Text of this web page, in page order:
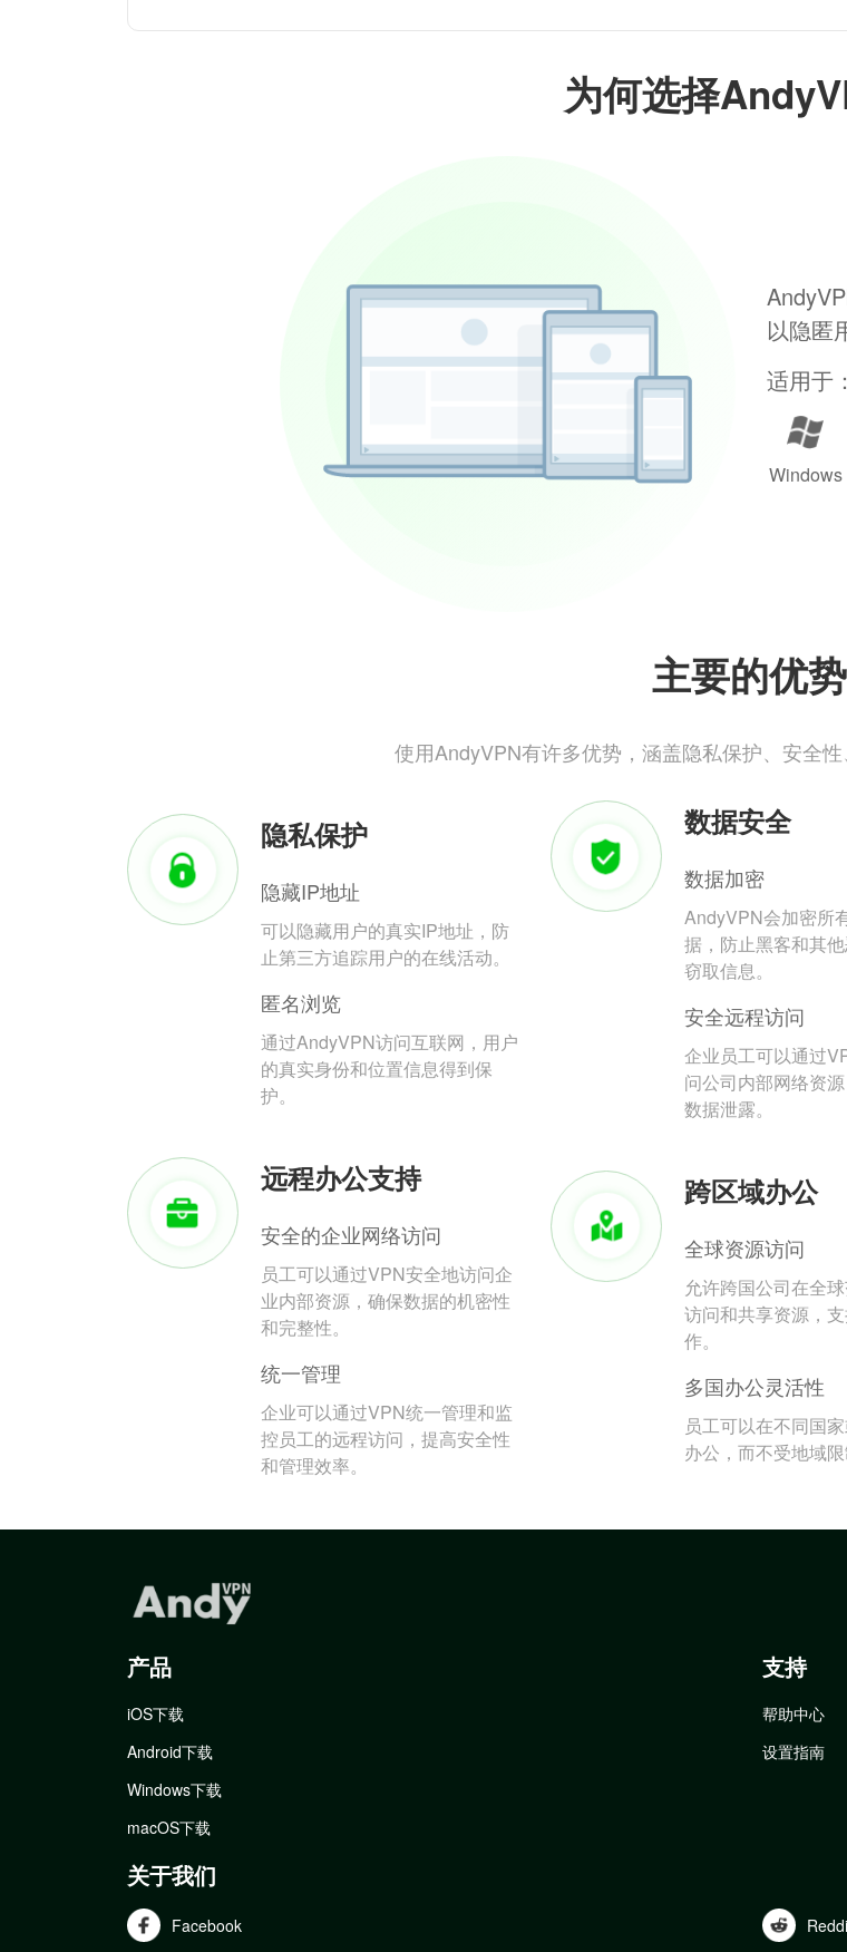
为何选择
以隐匿
适用于：
Windows
主要的优势
使用AndyVPN有许多优势，涵盖隐私保护、安全
隐私保护
隐藏IP地址
可以隐藏用户的真实IP地址，防
止第三方追踪用户的在线活动。
匿名浏览
通过AndyVPN访问互联网，用户
的真实身份和位置信息得到保
护。
数据安全
数据加密
AndyVPN会加密所
据，防止黑客和其
窃取信息。
安全远程访问
企业员工可以通过
问公司内部网络资
数据泄露。
远程办公支持
安全的企业网络访问
员工可以通过VPN安全地访问企
业内部资源，确保数据的机密性
和完整性。
统一管理
企业可以通过VPN统一管理和监
控员工的远程访问，提高安全性
和管理效率。
跨区域办公
全球资源访问
允许跨国公司在全
访问和共享资源，
作。
多国办公灵活性
员工可以在不同国
办公，而不受地域限
产品
iOS下载
Android下载
Windows下载
macOS下载
支持
帮助中心
设置指南
关于我们
Facebook